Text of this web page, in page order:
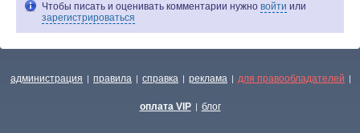
Чтобы писать и оценивать комментарии нужно войти или
зарегистрироваться
администрация | правила | справка | реклама | для правообладателей |
оплата VIP | блог